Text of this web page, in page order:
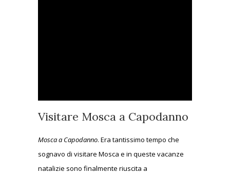
Visitare Mosca a Capodanno
Mosca a Capodanno. Era tantissimo tempo che
sognavo di visitare Mosca e in queste vacanze
natalizie sono finalmente riuscita a